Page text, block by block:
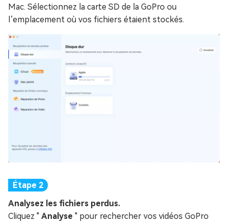
Mac. Sélectionnez la carte SD de la GoPro ou
l’emplacement où vos fichiers étaient stockés.
Analysez les fichiers perdus.
Cliquez " Analyse " pour rechercher vos vidéos GoPro